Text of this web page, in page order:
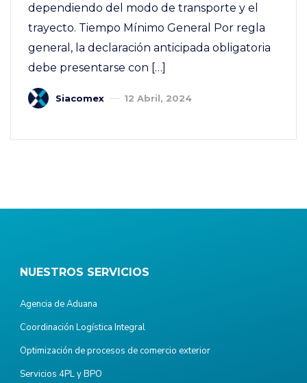
dependiendo del modo de transporte y el
trayecto. Tiempo Mínimo General Por regla
general, la declaración anticipada obligatoria
debe presentarse con […]
Siacomex 12 Abril, 2024
NUESTROS SERVICIOS
Agencia de Aduana
Coordinación Logística Integral
Optimización de procesos de comercio exterior
Servicios 4PL y BPO